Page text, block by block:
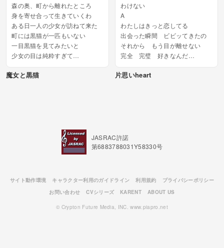
森の奥、町から離れたところ
身を寄せ合って生きていくわ
ある日一人の少女が訪ねて来た
町には黒猫が一匹もいない
一目黒猫を見てみたいと
少女の目は純粋すぎて
魔女と黒猫
わけない
A
わたしはきっと恋してる
出会った瞬間 ビビッてきたの
それから もう目が離せない
完全 完璧 好きなんだ
少し話しただけでその日はhappy
片思いheart
JASRAC許諾
第6883788031Y58330号
サイト動作環境 キャラクター利用のガイドライン 利用規約
プライバシーポリシー
お問い合わせ
CVシリーズ KARENT ABOUT US
© Crypton Future Media, INC. www.piapro.net